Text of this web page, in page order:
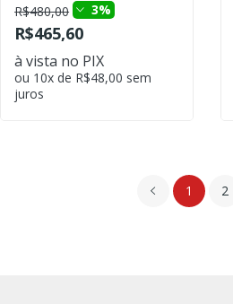
R$480,00
3%
R$465,60
à vista no PIX
ou 10x de R$48,00 sem
juros
1 2